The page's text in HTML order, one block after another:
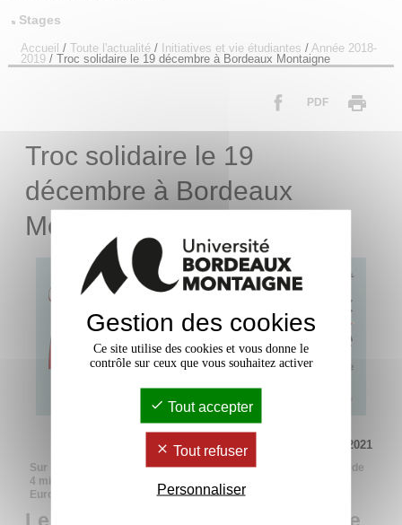
Stages
Accueil / Toute l'actualité/ Initiatives et vie étudiantes / Année 2018-
2019/ Troc solidaire le 19 décembre à Bordeaux Montaigne
PDF
Troc solidaire le 19
décembre à Bordeaux
Montaigne
Mis à jour le 17 novembre 2021
Sur les 5 millions de tonnes de textiles mis sur le marché, près de
4 millions de tonnes de textiles neufs ou usagés sont jetés en
Europe chaque année. Faites changer les choses.
Le mercredi 19 décembre 2018, de
Gestion des cookies
Ce site utilise des cookies et vous donne le
contrôle sur ceux que vous souhaitez activer
Tout accepter
Tout refuser
Personnaliser